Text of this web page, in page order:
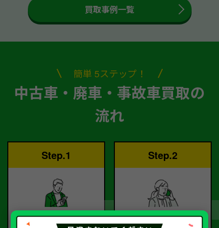
買取事例一覧
簡単 5ステップ！
中古車・廃車・事故車買取の
流れ
Step.1
ご依頼
Step.2
査定